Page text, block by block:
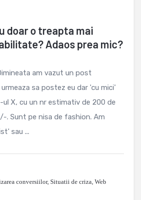
doar o treapta mai
Adaos prea mic?
am vazut un post
sa postez eu dar 'cu mici'
X, cu un nr estimativ de 200 de
. Sunt pe nisa de fashion. Am
sau ...
conversiilor, Situatii de criza, Web